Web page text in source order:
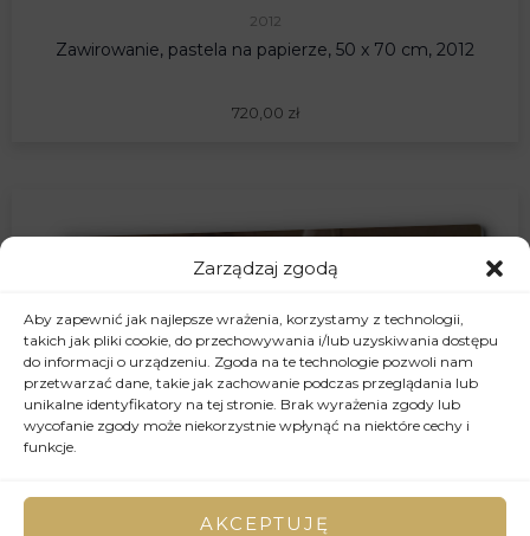
Zarządzaj zgodą
Aby zapewnić jak najlepsze wrażenia, korzystamy z technologii,
takich jak pliki cookie, do przechowywania i/lub uzyskiwania dostępu
do informacji o urządzeniu. Zgoda na te technologie pozwoli nam
przetwarzać dane, takie jak zachowanie podczas przeglądania lub
unikalne identyfikatory na tej stronie. Brak wyrażenia zgody lub
wycofanie zgody może niekorzystnie wpłynąć na niektóre cechy i
funkcje.
AKCEPTUJĘ
2012
Zawirowanie, pastela na papierze, 50 x 70 cm, 2012
720,00 zł